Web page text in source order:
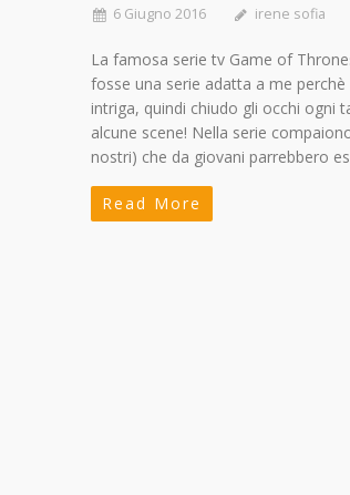
6 Giugno 2016 irene sofia
La famosa serie tv Game of
fosse una serie adatta a me
intriga, quindi chiudo gli occhi ogni
alcune scene! Nella serie
nostri) che da giovani parrebbero
Read More